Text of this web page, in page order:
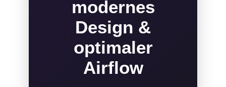
modernes
Design &
optimaler
Airflow